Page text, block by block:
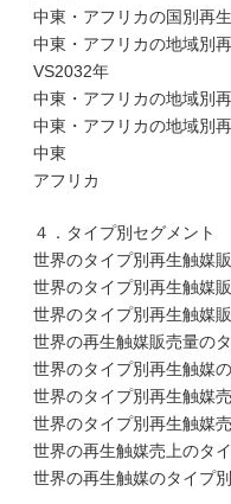
中東・アフリカの国別再
中東・アフリカの地域別
VS2032年
中東・アフリカの地域別
中東・アフリカの地域別
中東
アフリカ
４．タイプ別セグメント
世界のタイプ別再生触媒
世界のタイプ別再生触媒
世界のタイプ別再生触媒
世界の再生触媒販売量の
世界のタイプ別再生触媒
世界のタイプ別再生触媒
世界のタイプ別再生触媒
世界の再生触媒売上のタ
世界の再生触媒のタイプ